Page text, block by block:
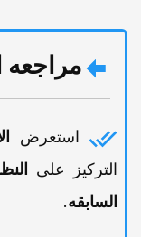
مراجعه
استعرض
الترکیز على
السابقه.